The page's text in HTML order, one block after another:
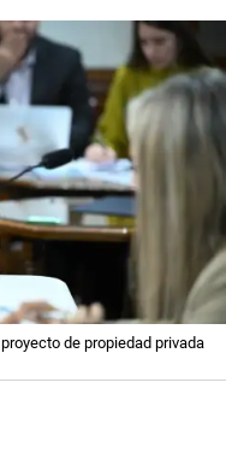
de propiedad privada